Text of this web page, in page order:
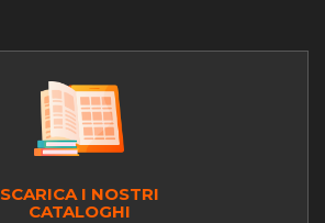
SCARICA I NOSTRI
CATALOGHI